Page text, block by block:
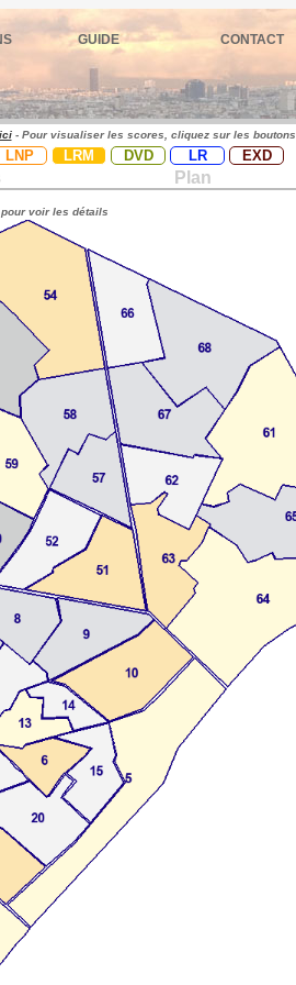
GUIDE CONTACT
- Pour visualiser les scores, cliquez sur les boutons
LNP LRM DVD LR EXD
Plan
voir les détails